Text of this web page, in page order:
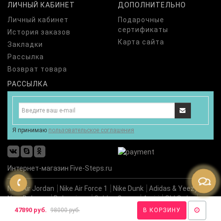
47890 руб. 98000 руб. В КОРЗИНУ
ЛИЧНЫЙ КАБИНЕТ
Личный кабинет
История заказов
Закладки
Рассылка
Возврат товара
ДОПОЛНИТЕЛЬНО
Подарочные
сертификаты
Карта сайта
РАССЫЛКА
Я принимаю пользовательское соглашения
Интернет-магазин Five-Steps.ru
Nike Air Jordan Nike Air Force 1 Nike Dunk
Adidas & Yeezy
New Balance
Balenciaga Golden Goose Amiri
Old Order
Premiata
Новинки